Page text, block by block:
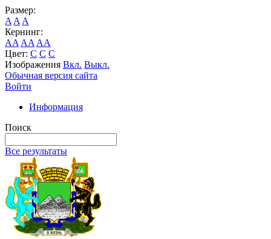
Размер:
A A A
Кернинг:
AA AA AA
Цвет: C C C
Изображения Вкл. Выкл.
Обычная версия сайта
Войти
Информация
Поиск
Все результаты